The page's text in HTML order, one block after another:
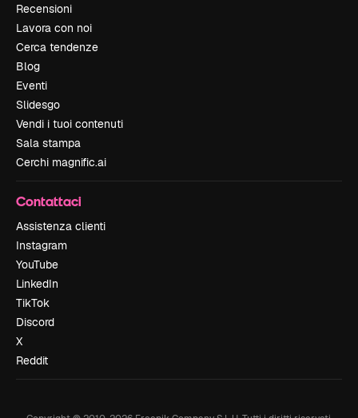
Recensioni
Lavora con noi
Cerca tendenze
Blog
Eventi
Slidesgo
Vendi i tuoi contenuti
Sala stampa
Cerchi magnific.ai
Contattaci
Assistenza clienti
Instagram
YouTube
LinkedIn
TikTok
Discord
X
Reddit